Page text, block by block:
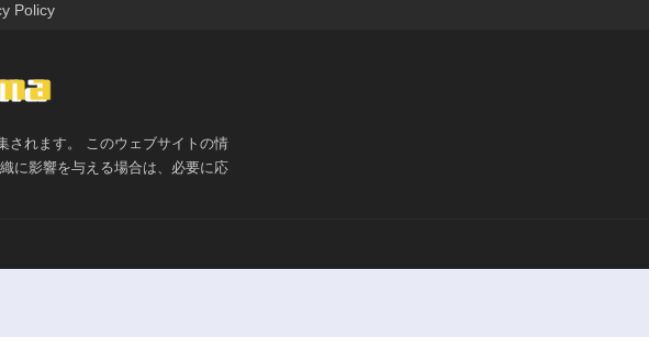
Policy
されます。 このウェブサイトの情
に影響を与える場合は、必要に応